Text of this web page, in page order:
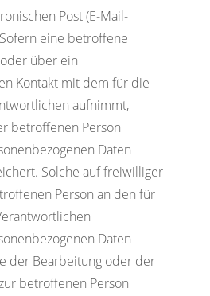
Post (E-Mail-
eine betroffene
über ein
Kontakt mit dem für die
aufnimmt,
betroffenen Person
Daten
Solche auf freiwilliger
Person an den für
Daten
der Bearbeitung oder der
betroffenen Person